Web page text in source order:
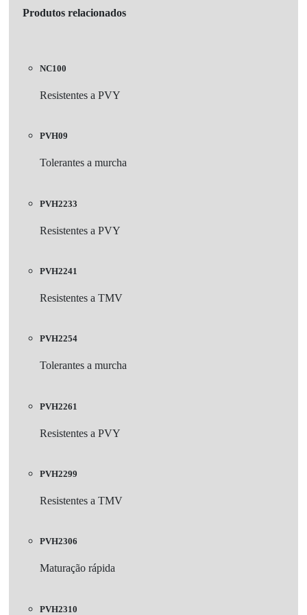
Produtos relacionados
NC100
Resistentes a PVY
PVH09
Tolerantes a murcha
PVH2233
Resistentes a PVY
PVH2241
Resistentes a TMV
PVH2254
Tolerantes a murcha
PVH2261
Resistentes a PVY
PVH2299
Resistentes a TMV
PVH2306
Maturação rápida
PVH2310